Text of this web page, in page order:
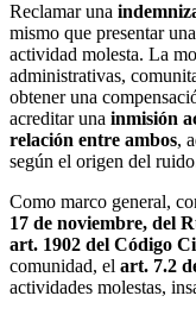
Reclamar una
mismo que presentar
actividad molesta. La
administrativas,
obtener una
acreditar una inmisión
relación entre ambos,
según el origen del
Como marco general,
17 de noviembre, del
art. 1902 del Código
comunidad, el art. 7.2
actividades molestas,